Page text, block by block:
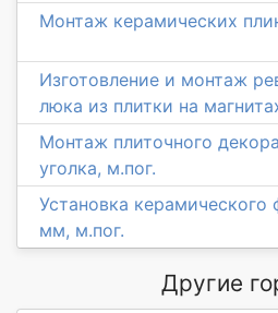
Монтаж керамических
Изготовление и монтаж
люка из плитки на
Монтаж плиточного
уголка, м.пог.
Установка керамического
мм, м.пог.
Другие